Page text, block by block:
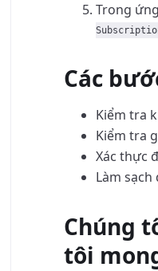
Trong
Các
Kiểm tra
Kiểm tra
Xác thực
Làm
Chúng
tôi